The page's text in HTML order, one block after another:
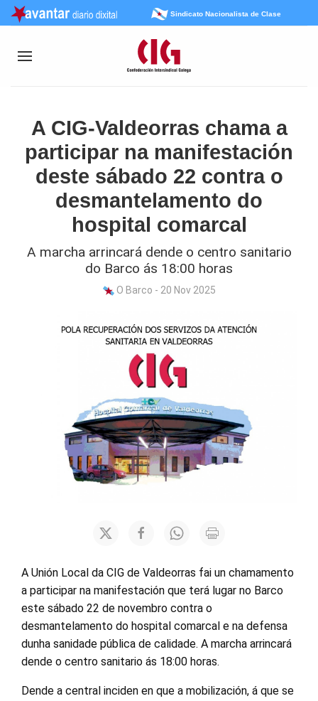
Sindicato Nacionalista de Clase
A CIG-Valdeorras chama a
participar na manifestación
deste sábado 22 contra o
desmantelamento do
hospital comarcal
A marcha arrincará dende o centro sanitario
do Barco ás 18:00 horas
O Barco - 20 Nov 2025
A Unión Local da CIG de Valdeorras fai un chamamento
a participar na manifestación que terá lugar no Barco
este sábado 22 de novembro contra o
desmantelamento do hospital comarcal e na defensa
dunha sanidade pública de calidade. A marcha arrincará
dende o centro sanitario ás 18:00 horas.
Dende a central inciden en que a mobilización, á que se